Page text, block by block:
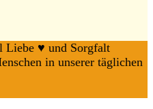
Liebe ♥️ und Sorgfalt
in unserer täglichen